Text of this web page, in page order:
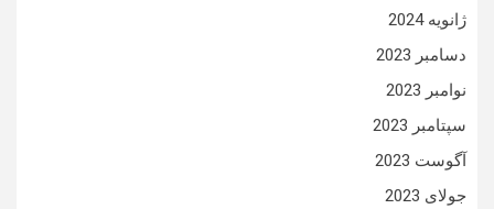
ژانویه 2024
دسامبر 2023
نوامبر 2023
سپتامبر 2023
آگوست 2023
جولای 2023